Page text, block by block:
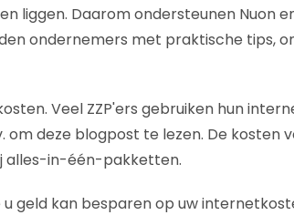
liggen. Daarom ondersteunen Nuon
ondernemers met praktische tips,
Veel ZZP'ers gebruiken hun
om deze blogpost te lezen. De kosten
alles-in-één-pakketten.
geld kan besparen op uw